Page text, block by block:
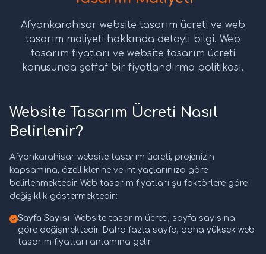
Afyonkarahisar website tasarım ücreti ve web
tasarım maliyeti hakkında detaylı bilgi. Web
tasarım fiyatları ve website tasarım ücreti
konusunda şeffaf bir fiyatlandırma politikası.
Website Tasarım Ücreti Nasıl
Belirlenir?
Afyonkarahisar website tasarım ücreti, projenizin
kapsamına, özelliklerine ve ihtiyaçlarınıza göre
belirlenmektedir. Web tasarım fiyatları şu faktörlere göre
değişiklik göstermektedir:
Sayfa Sayısı: Website tasarım ücreti, sayfa sayısına
göre değişmektedir. Daha fazla sayfa, daha yüksek web
tasarım fiyatları anlamına gelir.